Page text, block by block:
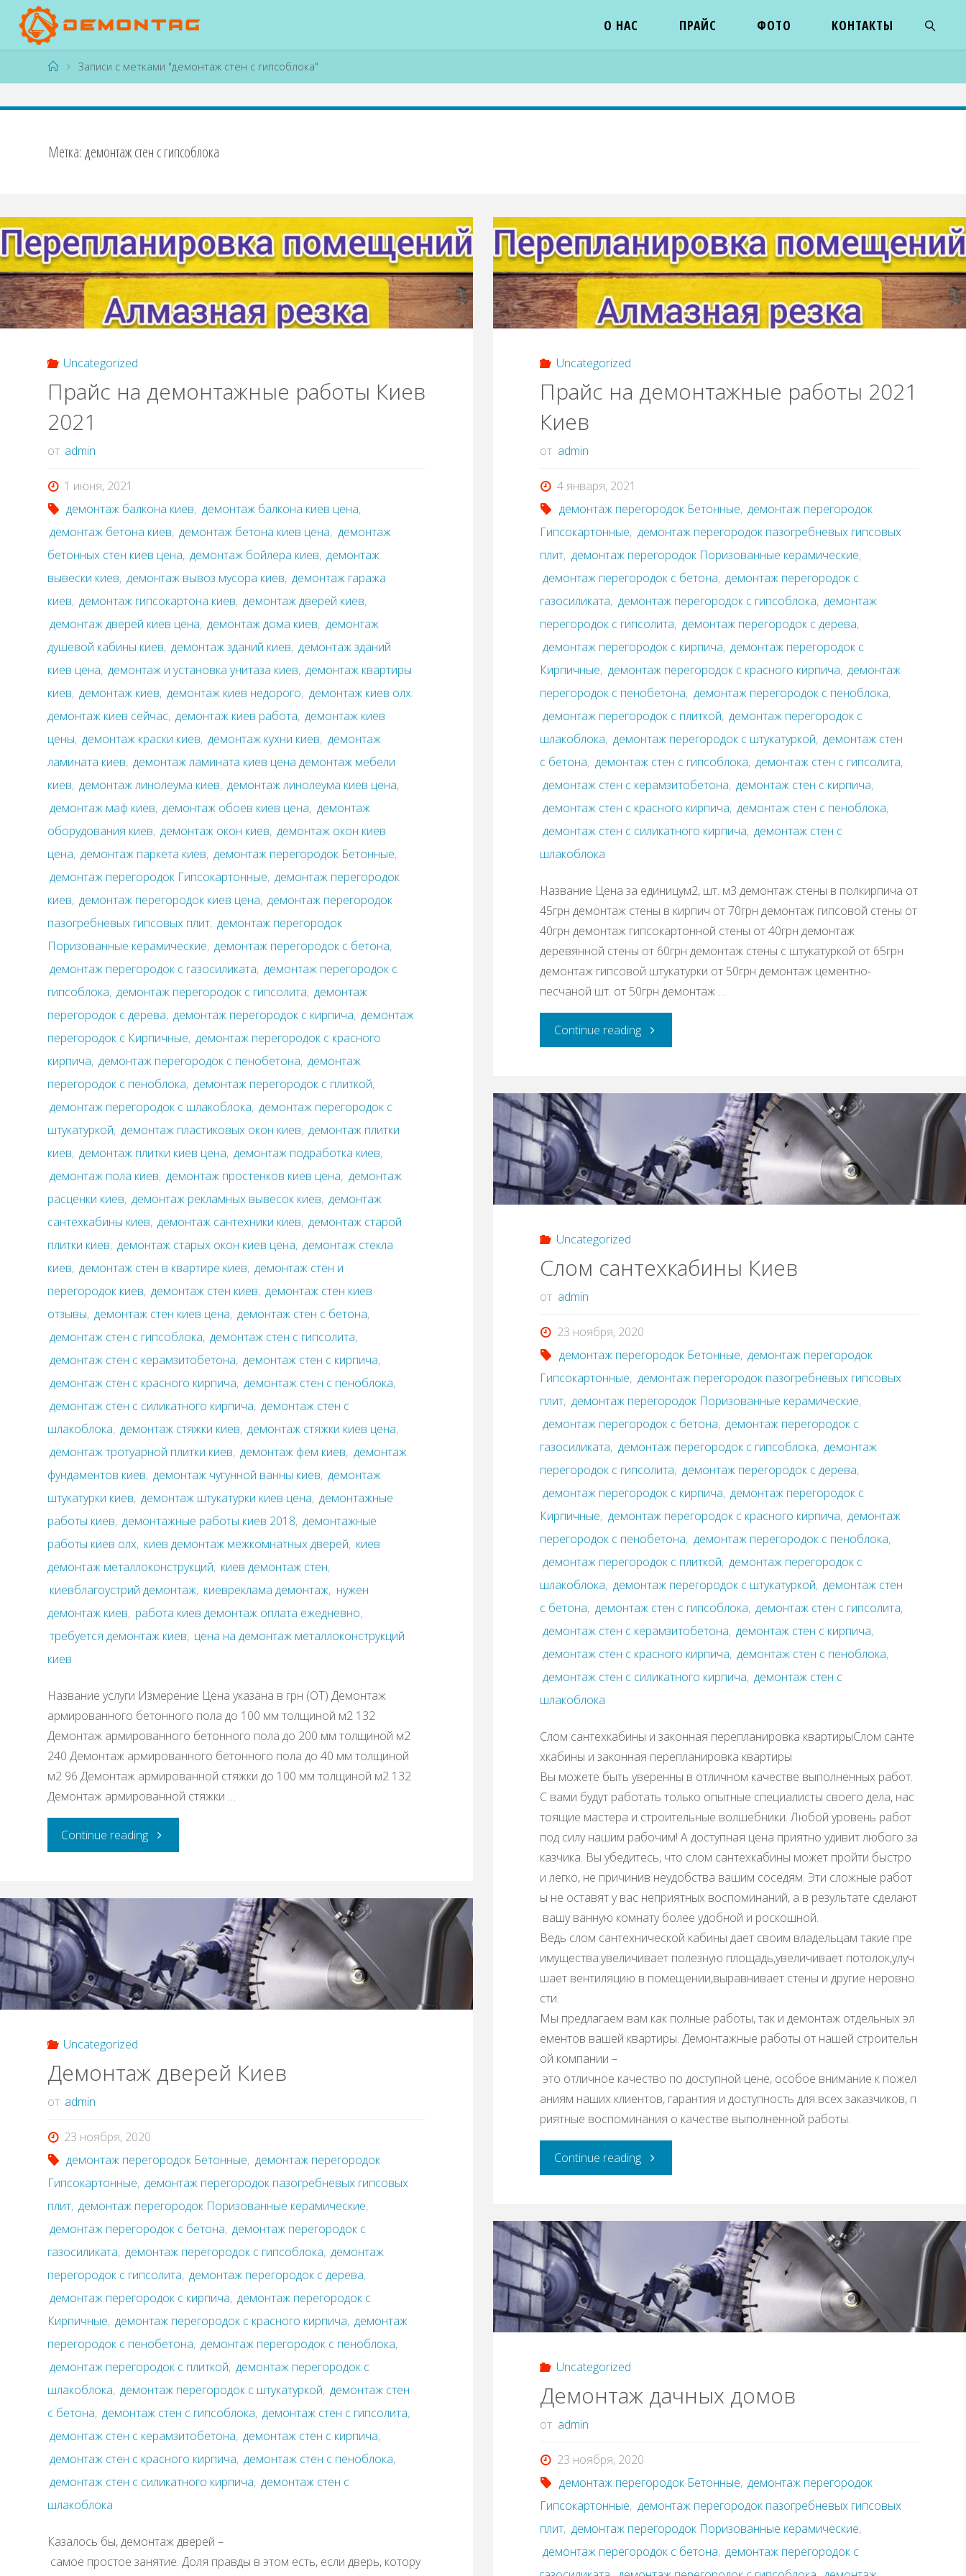
Перейти
содержимому
О НАС ПРАЙС ФОТО КОНТАКТЫ
ГлавнаяЗаписи с метками "демонтаж стен с гипсоблока"
Метка: демонтаж стен с гипсоблока
Uncategorized
Прайс на демонтажные работы Киев
2021
от admin
1 июня, 2021
демонтаж балкона киев, демонтаж балкона киев цена,
демонтаж бетона киев, демонтаж бетона киев цена, демонтаж
бетонных стен киев цена, демонтаж бойлера киев, демонтаж
вывески киев, демонтаж вывоз мусора киев, демонтаж гаража
киев, демонтаж гипсокартона киев, демонтаж дверей киев,
демонтаж дверей киев цена, демонтаж дома киев, демонтаж
душевой кабины киев, демонтаж зданий киев, демонтаж зданий
киев цена, демонтаж и установка унитаза киев, демонтаж квартиры
киев, демонтаж киев, демонтаж киев недорого, демонтаж киев олх.
демонтаж киев сейчас, демонтаж киев работа, демонтаж киев
цены, демонтаж краски киев, демонтаж кухни киев, демонтаж
ламината киев, демонтаж ламината киев цена демонтаж мебели
киев, демонтаж линолеума киев, демонтаж линолеума киев цена,
демонтаж маф киев, демонтаж обоев киев цена, демонтаж
оборудования киев, демонтаж окон киев, демонтаж окон киев
цена, демонтаж паркета киев, демонтаж перегородок Бетонные,
демонтаж перегородок Гипсокартонные, демонтаж перегородок
киев, демонтаж перегородок киев цена, демонтаж перегородок
пазогребневых гипсовых плит, демонтаж перегородок
Поризованные керамические, демонтаж перегородок с бетона,
демонтаж перегородок с газосиликата, демонтаж перегородок с
гипсоблока, демонтаж перегородок с гипсолита, демонтаж
перегородок с дерева, демонтаж перегородок с кирпича, демонтаж
перегородок с Кирпичные, демонтаж перегородок с красного
кирпича, демонтаж перегородок с пенобетона, демонтаж
перегородок с пеноблока, демонтаж перегородок с плиткой,
демонтаж перегородок с шлакоблока, демонтаж перегородок с
штукатуркой, демонтаж пластиковых окон киев, демонтаж плитки
киев, демонтаж плитки киев цена, демонтаж подработка киев,
демонтаж пола киев, демонтаж простенков киев цена, демонтаж
расценки киев, демонтаж рекламных вывесок киев, демонтаж
сантехкабины киев, демонтаж сантехники киев, демонтаж старой
плитки киев, демонтаж старых окон киев цена, демонтаж стекла
киев, демонтаж стен в квартире киев, демонтаж стен и
перегородок киев, демонтаж стен киев, демонтаж стен киев
отзывы, демонтаж стен киев цена, демонтаж стен с бетона,
демонтаж стен с гипсоблока, демонтаж стен с гипсолита,
демонтаж стен с керамзитобетона, демонтаж стен с кирпича,
демонтаж стен с красного кирпича, демонтаж стен с пеноблока,
демонтаж стен с силикатного кирпича, демонтаж стен с
шлакоблока, демонтаж стяжки киев, демонтаж стяжки киев цена,
демонтаж тротуарной плитки киев, демонтаж фем киев, демонтаж
фундаментов киев, демонтаж чугунной ванны киев, демонтаж
штукатурки киев, демонтаж штукатурки киев цена, демонтажные
работы киев, демонтажные работы киев 2018, демонтажные
работы киев олх, киев демонтаж межкомнатных дверей, киев
демонтаж металлоконструкций, киев демонтаж стен,
киевблагоустрий демонтаж, киевреклама демонтаж, нужен
демонтаж киев, работа киев демонтаж оплата ежедневно,
требуется демонтаж киев, цена на демонтаж металлоконструкций
киев
Название услуги Измерение Цена указана в грн (ОТ) Демонтаж
армированного бетонного пола до 100 мм толщиной м2 132
Демонтаж армированного бетонного пола до 200 мм толщиной м2
240 Демонтаж армированного бетонного пола до 40 мм толщиной
м2 96 Демонтаж армированной стяжки до 100 мм толщиной м2 132
Демонтаж армированной стяжки …
Continue reading"Прайс
демонтажные
работы
Киев
2021"
Uncategorized
Прайс на демонтажные работы 2021
Киев
от admin
4 января, 2021
демонтаж перегородок Бетонные, демонтаж перегородок
Гипсокартонные, демонтаж перегородок пазогребневых гипсовых
плит, демонтаж перегородок Поризованные керамические,
демонтаж перегородок с бетона, демонтаж перегородок с
газосиликата, демонтаж перегородок с гипсоблока, демонтаж
перегородок с гипсолита, демонтаж перегородок с дерева,
демонтаж перегородок с кирпича, демонтаж перегородок с
Кирпичные, демонтаж перегородок с красного кирпича, демонтаж
перегородок с пенобетона, демонтаж перегородок с пеноблока,
демонтаж перегородок с плиткой, демонтаж перегородок с
шлакоблока, демонтаж перегородок с штукатуркой, демонтаж стен
с бетона, демонтаж стен с гипсоблока, демонтаж стен с гипсолита,
демонтаж стен с керамзитобетона, демонтаж стен с кирпича,
демонтаж стен с красного кирпича, демонтаж стен с пеноблока,
демонтаж стен с силикатного кирпича, демонтаж стен с
шлакоблока
Название Цена за единицум2, шт. м3 демонтаж стены в полкирпича от
45грн демонтаж стены в кирпич от 70грн демонтаж гипсовой стены от
40грн демонтаж гипсокартонной стены от 40грн демонтаж
деревянной стены от 60грн демонтаж стены с штукатуркой от 65грн
демонтаж гипсовой штукатурки от 50грн демонтаж цементно-
песчаной шт. от 50грн демонтаж …
Continue reading"Прайс
демонтажные
работы
2021
Киев"
Uncategorized
Cлом сантехкабины Киев
от admin
23 ноября, 2020
демонтаж перегородок Бетонные, демонтаж перегородок
Гипсокартонные, демонтаж перегородок пазогребневых гипсовых
плит, демонтаж перегородок Поризованные керамические,
демонтаж перегородок с бетона, демонтаж перегородок с
газосиликата, демонтаж перегородок с гипсоблока, демонтаж
перегородок с гипсолита, демонтаж перегородок с дерева,
демонтаж перегородок с кирпича, демонтаж перегородок с
Кирпичные, демонтаж перегородок с красного кирпича, демонтаж
перегородок с пенобетона, демонтаж перегородок с пеноблока,
демонтаж перегородок с плиткой, демонтаж перегородок с
шлакоблока, демонтаж перегородок с штукатуркой, демонтаж стен
с бетона, демонтаж стен с гипсоблока, демонтаж стен с гипсолита,
демонтаж стен с керамзитобетона, демонтаж стен с кирпича,
демонтаж стен с красного кирпича, демонтаж стен с пеноблока,
демонтаж стен с силикатного кирпича, демонтаж стен с
шлакоблока
Cлом сантехкабины и законная перепланировка квартирыCлом санте
хкабины и законная перепланировка квартиры
Вы можете быть уверенны в отличном качестве выполненных работ.
С вами будут работать только опытные специалисты своего дела, нас
тоящие мастера и строительные волшебники. Любой уровень работ
под силу нашим рабочим! А доступная цена приятно удивит любого за
казчика. Вы убедитесь, что слом сантехкабины может пройти быстро
и легко, не причинив неудобства вашим соседям. Эти сложные работ
ы не оставят у вас неприятных воспоминаний, а в результате сделают
вашу ванную комнату более удобной и роскошной.
Ведь слом сантехнической кабины дает своим владельцам такие пре
имущества:увеличивает полезную площадь,увеличивает потолок,улуч
шает вентиляцию в помещении,выравнивает стены и другие неровно
сти.
Мы предлагаем вам как полные работы, так и демонтаж отдельных эл
ементов вашей квартиры. Демонтажные работы от нашей строительн
ой компании –
это отличное качество по доступной цене, особое внимание к пожел
аниям наших клиентов, гарантия и доступность для всех заказчиков, п
риятные воспоминания о качестве выполненной работы.
Continue reading"Cлом
Киев"
Uncategorized
Демонтаж дверей Киев
от admin
23 ноября, 2020
демонтаж перегородок Бетонные, демонтаж перегородок
Гипсокартонные, демонтаж перегородок пазогребневых гипсовых
плит, демонтаж перегородок Поризованные керамические,
демонтаж перегородок с бетона, демонтаж перегородок с
газосиликата, демонтаж перегородок с гипсоблока, демонтаж
перегородок с гипсолита, демонтаж перегородок с дерева,
демонтаж перегородок с кирпича, демонтаж перегородок с
Кирпичные, демонтаж перегородок с красного кирпича, демонтаж
перегородок с пенобетона, демонтаж перегородок с пеноблока,
демонтаж перегородок с плиткой, демонтаж перегородок с
шлакоблока, демонтаж перегородок с штукатуркой, демонтаж стен
с бетона, демонтаж стен с гипсоблока, демонтаж стен с гипсолита,
демонтаж стен с керамзитобетона, демонтаж стен с кирпича,
демонтаж стен с красного кирпича, демонтаж стен с пеноблока,
демонтаж стен с силикатного кирпича, демонтаж стен с
шлакоблока
Казалось бы, демонтаж дверей –
самое простое занятие. Доля правды в этом есть, если дверь, котору
Uncategorized
Демонтаж дачных домов
от admin
23 ноября, 2020
демонтаж перегородок Бетонные, демонтаж перегородок
Гипсокартонные, демонтаж перегородок пазогребневых гипсовых
плит, демонтаж перегородок Поризованные керамические,
демонтаж перегородок с бетона, демонтаж перегородок с